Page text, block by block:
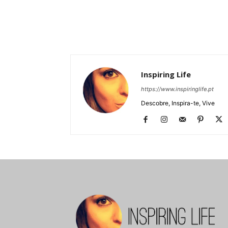
Inspiring Life
https://www.inspiringlife.pt
Descobre, Inspira-te, Vive